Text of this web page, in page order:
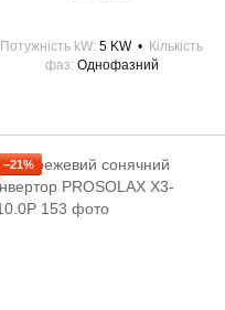
Потужність kW 5 KW
Кількість
фаз Однофазний
−21%